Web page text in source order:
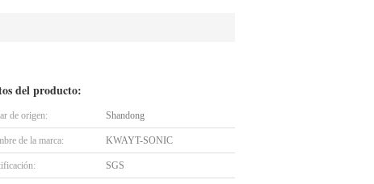
del producto:
de origen: Shandong
de la marca: KWAYT-SONIC
SGS